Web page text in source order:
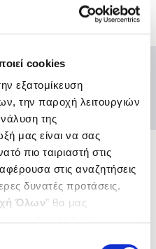
cookies
εξατομίκευση
την παροχή λειτουργιών
της
μας είναι να σας
πιο ταιριαστή στις
στις αναζητήσεις
δυνατές προτάσεις.
Όλων” θα μας